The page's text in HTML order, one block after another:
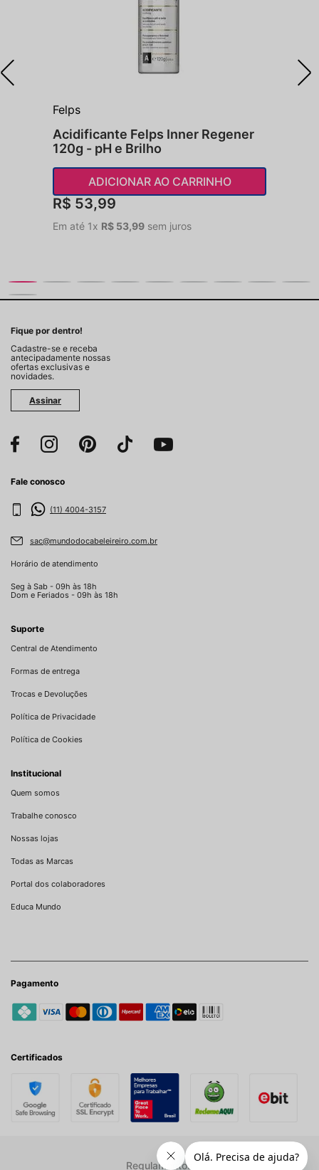
Felps
Acidificante Felps Inner Regener
120g - pH e Brilho
ADICIONAR AO CARRINHO
R$ 53,99
Em até 1x R$ 53,99 sem juros
Fique por dentro!
Cadastre-se e receba
antecipadamente nossas
ofertas exclusivas e
novidades.
Assinar
Fale conosco
(11) 4004-3157
sac@mundodocabeleireiro.com.br
Horário de atendimento
Seg à Sab - 09h às 18h
Dom e Feriados - 09h às 18h
Suporte
Central de Atendimento
Formas de entrega
Trocas e Devoluções
Política de Privacidade
Política de Cookies
Institucional
Quem somos
Trabalhe conosco
Nossas lojas
Todas as Marcas
Portal dos colaboradores
Educa Mundo
Pagamento
Certificados
Regulamentos